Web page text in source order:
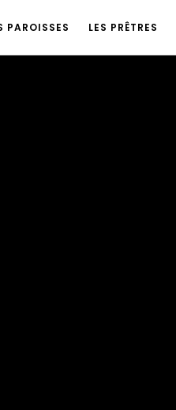
PAROISSES LES PRÊTRES